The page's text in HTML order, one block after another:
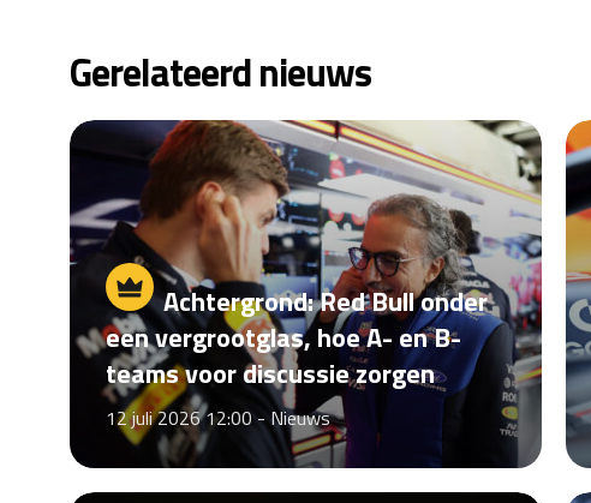
Gerelateerd nieuws
Achtergrond: Red Bull onder
een vergrootglas, hoe A- en B-
teams voor discussie zorgen
12 juli 2026 12:00 - Nieuws